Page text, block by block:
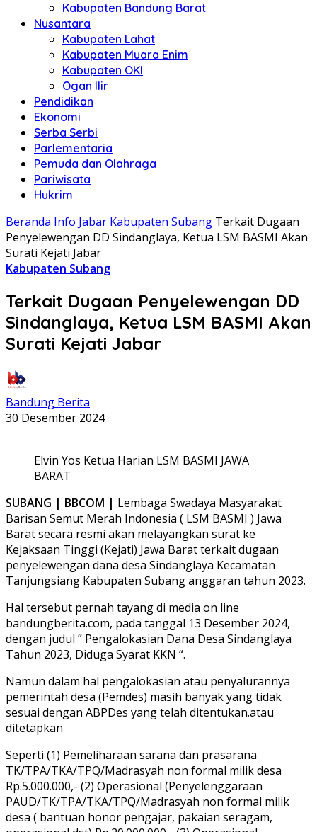
Kabupaten Bandung Barat
Nusantara
Kabupaten Lahat
Kabupaten Muara Enim
Kabupaten OKI
Ogan Ilir
Pendidikan
Ekonomi
Serba Serbi
Parlementaria
Pemuda dan Olahraga
Pariwisata
Hukrim
Beranda Info Jabar Kabupaten Subang Terkait Dugaan
Penyelewengan DD Sindanglaya, Ketua LSM BASMI Akan
Surati Kejati Jabar
Kabupaten Subang
Terkait Dugaan Penyelewengan DD
Sindanglaya, Ketua LSM BASMI Akan
Surati Kejati Jabar
Bandung Berita
30 Desember 2024
Elvin Yos Ketua Harian LSM BASMI JAWA
BARAT
SUBANG | BBCOM | Lembaga Swadaya Masyarakat
Barisan Semut Merah Indonesia ( LSM BASMI ) Jawa
Barat secara resmi akan melayangkan surat ke
Kejaksaan Tinggi (Kejati) Jawa Barat terkait dugaan
penyelewengan dana desa Sindanglaya Kecamatan
Tanjungsiang Kabupaten Subang anggaran tahun 2023.
Hal tersebut pernah tayang di media on line
bandungberita.com, pada tanggal 13 Desember 2024,
dengan judul ” Pengalokasian Dana Desa Sindanglaya
Tahun 2023, Diduga Syarat KKN “.
Namun dalam hal pengalokasian atau penyalurannya
pemerintah desa (Pemdes) masih banyak yang tidak
sesuai dengan ABPDes yang telah ditentukan.atau
ditetapkan
Seperti (1) Pemeliharaan sarana dan prasarana
TK/TPA/TKA/TPQ/Madrasyah non formal milik desa
Rp.5.000.000,- (2) Operasional (Penyelenggaraan
PAUD/TK/TPA/TKA/TPQ/Madrasyah non formal milik
desa ( bantuan honor pengajar, pakaian seragam,